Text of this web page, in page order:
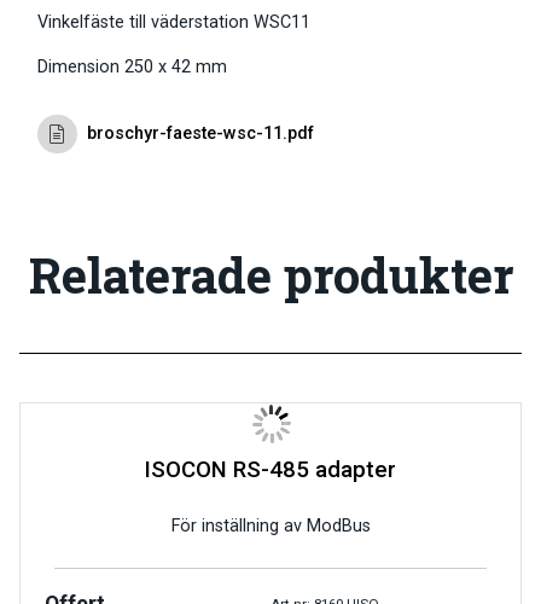
Vinkelfäste till väderstation WSC11
Dimension 250 x 42 mm
broschyr-faeste-wsc-11.pdf
Relaterade produkter
ISOCON RS-485 adapter
För inställning av ModBus